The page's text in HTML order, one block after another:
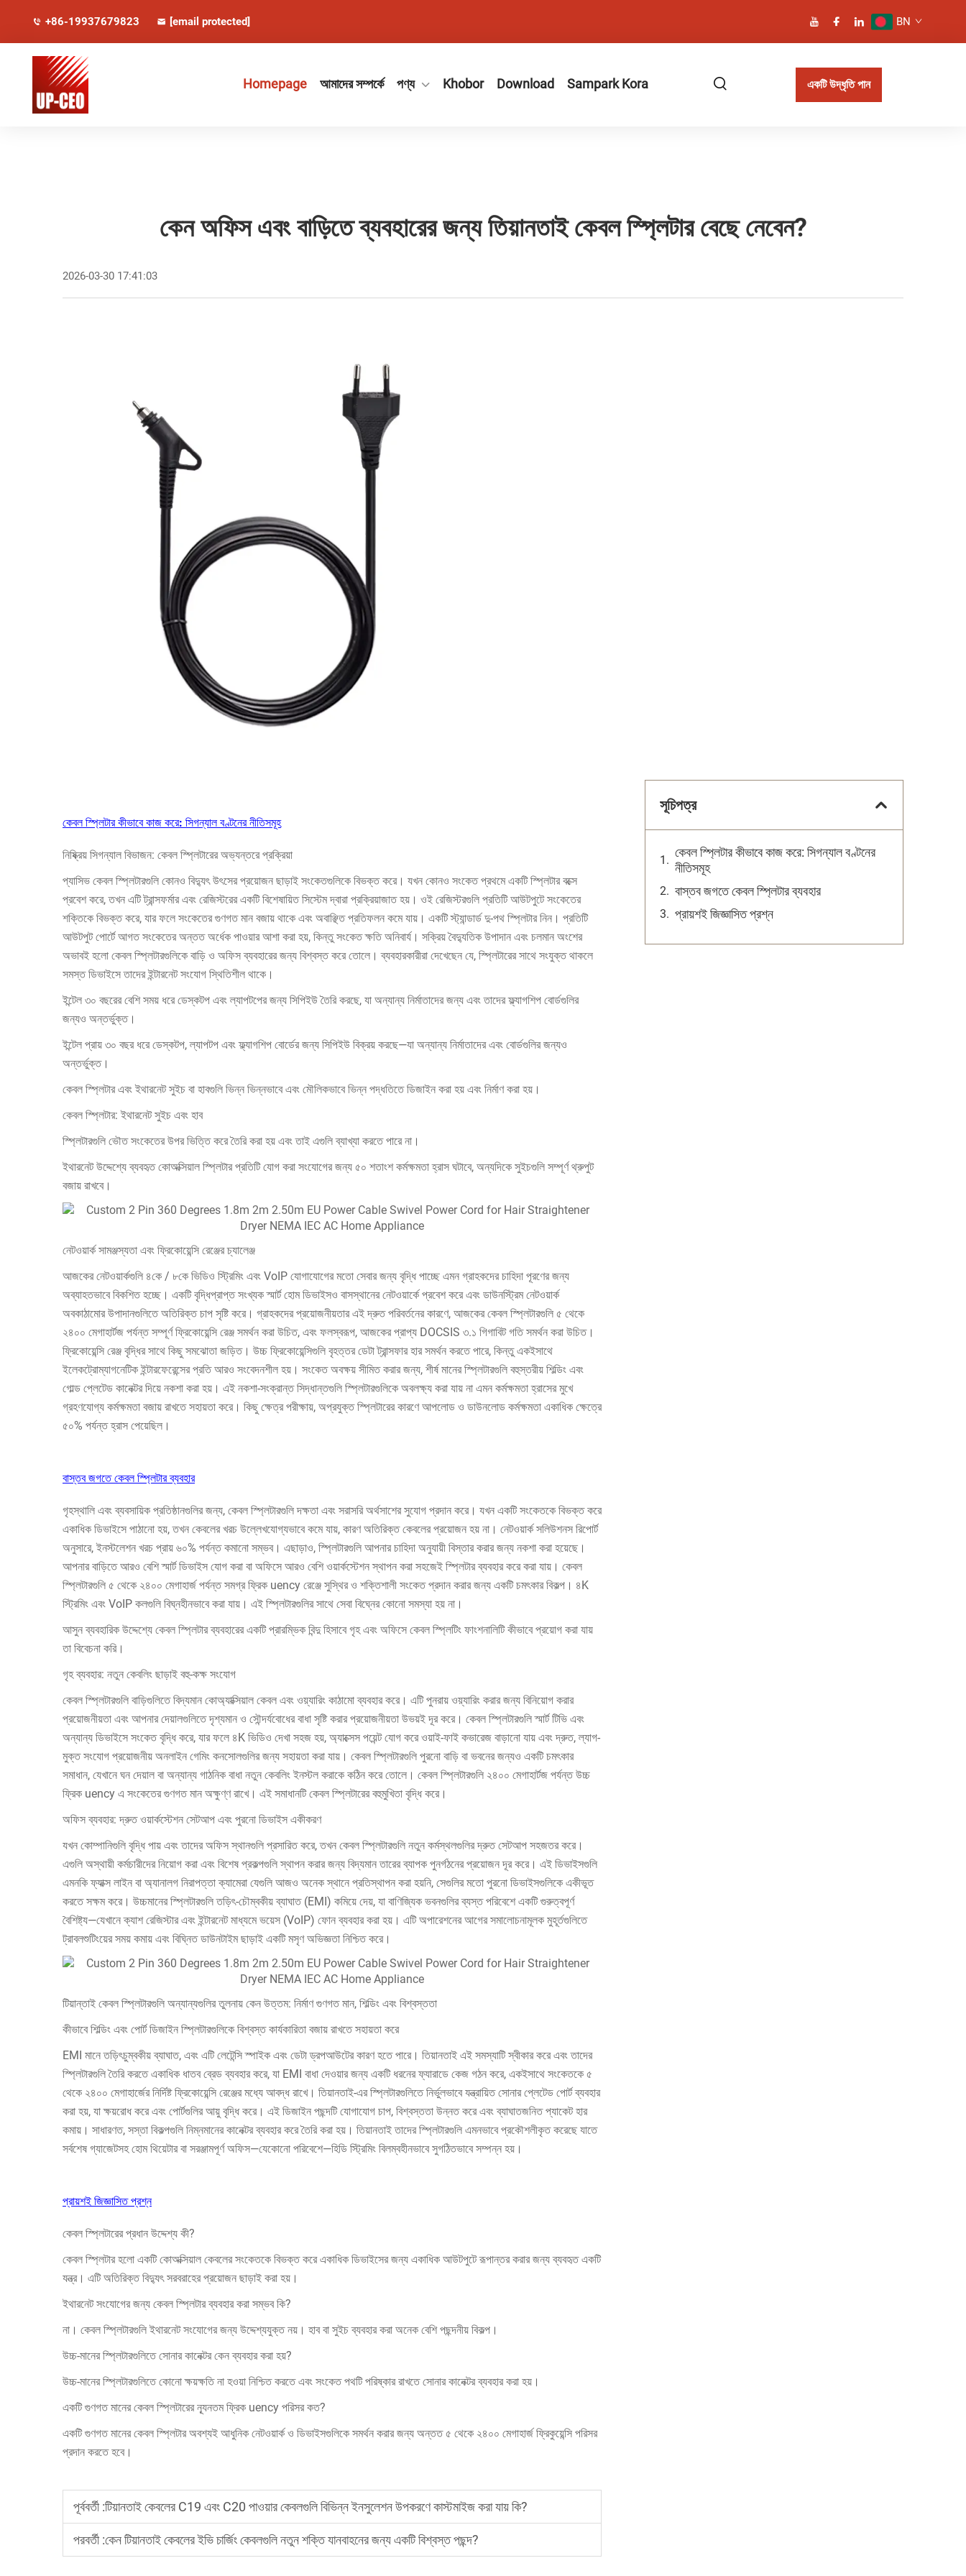
+86-19937679823 [email protected] BN
Homepage আমাদের সম্পর্কে পণ্য Khobor Download Sampark Kora একটি উদ্ধৃতি পান
কেন অফিস এবং বাড়িতে ব্যবহারের জন্য তিয়ানতাই কেবল স্প্লিটার বেছে নেবেন?
2026-03-30 17:41:03
কেবল স্প্লিটার কীভাবে কাজ করে: সিগন্যাল বণ্টনের নীতিসমূহ
নিষ্ক্রিয় সিগন্যাল বিভাজন: কেবল স্প্লিটারের অভ্যন্তরে প্রক্রিয়া
প্যাসিভ কেবল স্প্লিটারগুলি কোনও বিদ্যুৎ উৎসের প্রয়োজন ছাড়াই সংকেতগুলিকে বিভক্ত করে। যখন কোনও সংকেত প্রথমে একটি স্প্লিটার বক্সে
প্রবেশ করে, তখন এটি ট্রান্সফর্মার এবং রেজিস্টরের একটি বিশেষায়িত সিস্টেম দ্বারা প্রক্রিয়াজাত হয়। ওই রেজিস্টরগুলি প্রতিটি আউটপুটে সংকেতের
শক্তিকে বিভক্ত করে, যার ফলে সংকেতের গুণগত মান বজায় থাকে এবং অবাঞ্ছিত প্রতিফলন কমে যায়। একটি স্ট্যান্ডার্ড দু-পথ স্প্লিটার নিন। প্রতিটি
আউটপুট পোর্টে আগত সংকেতের অন্তত অর্ধেক পাওয়ার আশা করা হয়, কিন্তু সংকেত ক্ষতি অনিবার্য। সক্রিয় বৈদ্যুতিক উপাদান এবং চলমান অংশের
অভাবই হলো কেবল স্প্লিটারগুলিকে বাড়ি ও অফিস ব্যবহারের জন্য বিশ্বস্ত করে তোলে। ব্যবহারকারীরা দেখেছেন যে, স্প্লিটারের সাথে সংযুক্ত থাকলে
সমস্ত ডিভাইসে তাদের ইন্টারনেট সংযোগ স্থিতিশীল থাকে।
ইন্টেল ৩০ বছরের বেশি সময় ধরে ডেস্কটপ এবং ল্যাপটপের জন্য সিপিইউ তৈরি করছে, যা অন্যান্য নির্মাতাদের জন্য এবং তাদের ফ্ল্যাগশিপ বোর্ডগুলির
জন্যও অন্তর্ভুক্ত।
ইন্টেল প্রায় ৩০ বছর ধরে ডেস্কটপ, ল্যাপটপ এবং ফ্ল্যাগশিপ বোর্ডের জন্য সিপিইউ বিক্রয় করছে—যা অন্যান্য নির্মাতাদের এবং বোর্ডগুলির জন্যও
অন্তর্ভুক্ত।
কেবল স্প্লিটার এবং ইথারনেট সুইচ বা হাবগুলি ভিন্ন ভিন্নভাবে এবং মৌলিকভাবে ভিন্ন পদ্ধতিতে ডিজাইন করা হয় এবং নির্মাণ করা হয়।
কেবল স্প্লিটার: ইথারনেট সুইচ এবং হাব
স্প্লিটারগুলি ভৌত সংকেতের উপর ভিত্তি করে তৈরি করা হয় এবং তাই এগুলি ব্যাখ্যা করতে পারে না।
ইথারনেট উদ্দেশ্যে ব্যবহৃত কোঅক্সিয়াল স্প্লিটার প্রতিটি যোগ করা সংযোগের জন্য ৫০ শতাংশ কর্মক্ষমতা হ্রাস ঘটাবে, অন্যদিকে সুইচগুলি সম্পূর্ণ থ্রুপুট
বজায় রাখবে।
নেটওয়ার্ক সামঞ্জস্যতা এবং ফ্রিকোয়েন্সি রেঞ্জের চ্যালেঞ্জ
আজকের নেটওয়ার্কগুলি ৪কে / ৮কে ভিডিও স্ট্রিমিং এবং VoIP যোগাযোগের মতো সেবার জন্য বৃদ্ধি পাচ্ছে এমন গ্রাহকদের চাহিদা পূরণের জন্য
অব্যাহতভাবে বিকশিত হচ্ছে। একটি বৃদ্ধিপ্রাপ্ত সংখ্যক স্মার্ট হোম ডিভাইসও বাসস্থানের নেটওয়ার্কে প্রবেশ করে এবং ডাউনস্ট্রিম নেটওয়ার্ক
অবকাঠামোর উপাদানগুলিতে অতিরিক্ত চাপ সৃষ্টি করে। গ্রাহকদের প্রয়োজনীয়তার এই দ্রুত পরিবর্তনের কারণে, আজকের কেবল স্প্লিটারগুলি ৫ থেকে
২৪০০ মেগাহার্টজ পর্যন্ত সম্পূর্ণ ফ্রিকোয়েন্সি রেঞ্জ সমর্থন করা উচিত, এবং ফলস্বরূপ, আজকের প্রাপ্য DOCSIS ৩.১ গিগাবিট গতি সমর্থন করা উচিত।
ফ্রিকোয়েন্সি রেঞ্জ বৃদ্ধির সাথে কিছু সমঝোতা জড়িত। উচ্চ ফ্রিকোয়েন্সিগুলি বৃহত্তর ডেটা ট্রান্সফার হার সমর্থন করতে পারে, কিন্তু একইসাথে
ইলেকট্রোম্যাগনেটিক ইন্টারফেরেন্সের প্রতি আরও সংবেদনশীল হয়। সংকেত অবক্ষয় সীমিত করার জন্য, শীর্ষ মানের স্প্লিটারগুলি বহুস্তরীয় শিল্ডিং এবং
গোল্ড প্লেটেড কানেক্টর দিয়ে নকশা করা হয়। এই নকশা-সংক্রান্ত সিদ্ধান্তগুলি স্প্লিটারগুলিকে অবলক্ষ্য করা যায় না এমন কর্মক্ষমতা হ্রাসের মুখে
গ্রহণযোগ্য কর্মক্ষমতা বজায় রাখতে সহায়তা করে। কিছু ক্ষেত্র পরীক্ষায়, অপ্রযুক্ত স্প্লিটারের কারণে আপলোড ও ডাউনলোড কর্মক্ষমতা একাধিক ক্ষেত্রে
৫০% পর্যন্ত হ্রাস পেয়েছিল।
বাস্তব জগতে কেবল স্প্লিটার ব্যবহার
গৃহস্থালি এবং ব্যবসায়িক প্রতিষ্ঠানগুলির জন্য, কেবল স্প্লিটারগুলি দক্ষতা এবং সরাসরি অর্থসাশের সুযোগ প্রদান করে। যখন একটি সংকেতকে বিভক্ত করে
একাধিক ডিভাইসে পাঠানো হয়, তখন কেবলের খরচ উল্লেখযোগ্যভাবে কমে যায়, কারণ অতিরিক্ত কেবলের প্রয়োজন হয় না। নেটওয়ার্ক সলিউশনস রিপোর্ট
অনুসারে, ইনস্টলেশন খরচ প্রায় ৬০% পর্যন্ত কমানো সম্ভব। এছাড়াও, স্প্লিটারগুলি আপনার চাহিদা অনুযায়ী বিস্তার করার জন্য নকশা করা হয়েছে।
আপনার বাড়িতে আরও বেশি স্মার্ট ডিভাইস যোগ করা বা অফিসে আরও বেশি ওয়ার্কস্টেশন স্থাপন করা সহজেই স্প্লিটার ব্যবহার করে করা যায়। কেবল
স্প্লিটারগুলি ৫ থেকে ২৪০০ মেগাহার্জ পর্যন্ত সমগ্র ফ্রিক uency রেঞ্জে সুস্থির ও শক্তিশালী সংকেত প্রদান করার জন্য একটি চমৎকার বিকল্প। ৪K
স্ট্রিমিং এবং VoIP কলগুলি বিঘ্নহীনভাবে করা যায়। এই স্প্লিটারগুলির সাথে সেবা বিঘ্নের কোনো সমস্যা হয় না।
আসুন ব্যবহারিক উদ্দেশ্যে কেবল স্প্লিটার ব্যবহারের একটি প্রারম্ভিক বিন্দু হিসাবে গৃহ এবং অফিসে কেবল স্প্লিটিং ফাংশনালিটি কীভাবে প্রয়োগ করা যায়
তা বিবেচনা করি।
গৃহ ব্যবহার: নতুন কেবলিং ছাড়াই বহু-কক্ষ সংযোগ
কেবল স্প্লিটারগুলি বাড়িগুলিতে বিদ্যমান কোঅ্যাক্সিয়াল কেবল এবং ওয়্যারিং কাঠামো ব্যবহার করে। এটি পুনরায় ওয়্যারিং করার জন্য বিনিয়োগ করার
প্রয়োজনীয়তা এবং আপনার দেয়ালগুলিতে দৃশ্যমান ও সৌন্দর্যবোধের বাধা সৃষ্টি করার প্রয়োজনীয়তা উভয়ই দূর করে। কেবল স্প্লিটারগুলি স্মার্ট টিভি এবং
অন্যান্য ডিভাইসে সংকেত বৃদ্ধি করে, যার ফলে ৪K ভিডিও দেখা সহজ হয়, অ্যাক্সেস পয়েন্ট যোগ করে ওয়াই-ফাই কভারেজ বাড়ানো যায় এবং দ্রুত, ল্যাগ-
মুক্ত সংযোগ প্রয়োজনীয় অনলাইন গেমিং কনসোলগুলির জন্য সহায়তা করা যায়। কেবল স্প্লিটারগুলি পুরনো বাড়ি বা ভবনের জন্যও একটি চমৎকার
সমাধান, যেখানে ঘন দেয়াল বা অন্যান্য গাঠনিক বাধা নতুন কেবলিং ইনস্টল করাকে কঠিন করে তোলে। কেবল স্প্লিটারগুলি ২৪০০ মেগাহার্টজ পর্যন্ত উচ্চ
ফ্রিক uency এ সংকেতের গুণগত মান অক্ষুণ্ণ রাখে। এই সমাধানটি কেবল স্প্লিটারের বহুমুখিতা বৃদ্ধি করে।
অফিস ব্যবহার: দ্রুত ওয়ার্কস্টেশন সেটআপ এবং পুরনো ডিভাইস একীকরণ
যখন কোম্পানিগুলি বৃদ্ধি পায় এবং তাদের অফিস স্থানগুলি প্রসারিত করে, তখন কেবল স্প্লিটারগুলি নতুন কর্মস্থলগুলির দ্রুত সেটআপ সহজতর করে।
এগুলি অস্থায়ী কর্মচারীদের নিয়োগ করা এবং বিশেষ প্রকল্পগুলি স্থাপন করার জন্য বিদ্যমান তারের ব্যাপক পুনর্গঠনের প্রয়োজন দূর করে। এই ডিভাইসগুলি
এমনকি ফ্যাক্স লাইন বা অ্যানালগ নিরাপত্তা ক্যামেরা যেগুলি আজও অনেক স্থানে প্রতিস্থাপন করা হয়নি, সেগুলির মতো পুরনো ডিভাইসগুলিকে একীভূত
করতে সক্ষম করে। উচ্চমানের স্প্লিটারগুলি তড়িৎ-চৌম্বকীয় ব্যাঘাত (EMI) কমিয়ে দেয়, যা বাণিজ্যিক ভবনগুলির ব্যস্ত পরিবেশে একটি গুরুত্বপূর্ণ
বৈশিষ্ট্য—যেখানে ক্যাশ রেজিস্টার এবং ইন্টারনেট মাধ্যমে ভয়েস (VoIP) ফোন ব্যবহার করা হয়। এটি অপারেশনের আগের সমালোচনামূলক মুহূর্তগুলিতে
ট্রাবলশুটিংয়ের সময় কমায় এবং বিঘ্নিত ডাউনটাইম ছাড়াই একটি মসৃণ অভিজ্ঞতা নিশ্চিত করে।
টিয়ান্তাই কেবল স্প্লিটারগুলি অন্যান্যগুলির তুলনায় কেন উত্তম: নির্মাণ গুণগত মান, শিল্ডিং এবং বিশ্বস্ততা
কীভাবে শিল্ডিং এবং পোর্ট ডিজাইন স্প্লিটারগুলিকে বিশ্বস্ত কার্যকারিতা বজায় রাখতে সহায়তা করে
EMI মানে তড়িৎচুম্বকীয় ব্যাঘাত, এবং এটি লেটেন্সি স্পাইক এবং ডেটা ড্রপআউটের কারণ হতে পারে। তিয়ানতাই এই সমস্যাটি স্বীকার করে এবং তাদের
স্প্লিটারগুলি তৈরি করতে একাধিক ধাতব ব্রেড ব্যবহার করে, যা EMI বাধা দেওয়ার জন্য একটি ধরনের ফ্যারাডে কেজ গঠন করে, একইসাথে সংকেতকে ৫
থেকে ২৪০০ মেগাহার্জের নির্দিষ্ট ফ্রিকোয়েন্সি রেঞ্জের মধ্যে আবদ্ধ রাখে। তিয়ানতাই-এর স্প্লিটারগুলিতে নির্ভুলভাবে যন্ত্রায়িত সোনার প্লেটেড পোর্ট ব্যবহার
করা হয়, যা ক্ষয়রোধ করে এবং পোর্টগুলির আয়ু বৃদ্ধি করে। এই ডিজাইন পছন্দটি যোগাযোগ চাপ, বিশ্বস্ততা উন্নত করে এবং ব্যাঘাতজনিত প্যাকেট হার
কমায়। সাধারণত, সস্তা বিকল্পগুলি নিম্নমানের কানেক্টর ব্যবহার করে তৈরি করা হয়। তিয়ানতাই তাদের স্প্লিটারগুলি এমনভাবে প্রকৌশলীকৃত করেছে যাতে
সর্বশেষ গ্যাজেটসহ হোম থিয়েটার বা সরঞ্জামপূর্ণ অফিস—যেকোনো পরিবেশে—হিডি স্ট্রিমিং বিলম্বহীনভাবে সুগঠিতভাবে সম্পন্ন হয়।
প্রায়শই জিজ্ঞাসিত প্রশ্ন
কেবল স্প্লিটারের প্রধান উদ্দেশ্য কী?
কেবল স্প্লিটার হলো একটি কোঅক্সিয়াল কেবলের সংকেতকে বিভক্ত করে একাধিক ডিভাইসের জন্য একাধিক আউটপুটে রূপান্তর করার জন্য ব্যবহৃত একটি
যন্ত্র। এটি অতিরিক্ত বিদ্যুৎ সরবরাহের প্রয়োজন ছাড়াই করা হয়।
ইথারনেট সংযোগের জন্য কেবল স্প্লিটার ব্যবহার করা সম্ভব কি?
না। কেবল স্প্লিটারগুলি ইথারনেট সংযোগের জন্য উদ্দেশ্যযুক্ত নয়। হাব বা সুইচ ব্যবহার করা অনেক বেশি পছন্দনীয় বিকল্প।
উচ্চ-মানের স্প্লিটারগুলিতে সোনার কানেক্টর কেন ব্যবহার করা হয়?
উচ্চ-মানের স্প্লিটারগুলিতে কোনো ক্ষয়ক্ষতি না হওয়া নিশ্চিত করতে এবং সংকেত পথটি পরিষ্কার রাখতে সোনার কানেক্টর ব্যবহার করা হয়।
একটি গুণগত মানের কেবল স্প্লিটারের ন্যূনতম ফ্রিক uency পরিসর কত?
একটি গুণগত মানের কেবল স্প্লিটার অবশ্যই আধুনিক নেটওয়ার্ক ও ডিভাইসগুলিকে সমর্থন করার জন্য অন্তত ৫ থেকে ২৪০০ মেগাহার্জ ফ্রিকুয়েন্সি পরিসর
প্রদান করতে হবে।
পূর্ববর্তী :টিয়ানতাই কেবলের C19 এবং C20 পাওয়ার কেবলগুলি বিভিন্ন ইনসুলেশন উপকরণে কাস্টমাইজ করা যায় কি?
পরবর্তী :কেন টিয়ানতাই কেবলের ইভি চার্জিং কেবলগুলি নতুন শক্তি যানবাহনের জন্য একটি বিশ্বস্ত পছন্দ?
সূচিপত্র
কেবল স্প্লিটার কীভাবে কাজ করে: সিগন্যাল বণ্টনের
নীতিসমূহ
বাস্তব জগতে কেবল স্প্লিটার ব্যবহার
প্রায়শই জিজ্ঞাসিত প্রশ্ন